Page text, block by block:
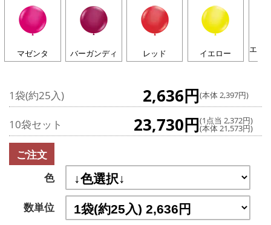
マゼンタ バーガンディ レッド イエロー エメ
1袋(約25入) 2,636円(本体 2,397円)
10袋セット 23,730円(1点当 2,372円)
(本体 21,573円)
ご注文
色
数単位